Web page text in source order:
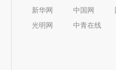
新华网
中国网
光明网
中青在线